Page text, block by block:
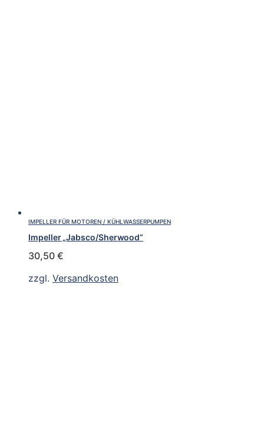
IMPELLER FÜR MOTOREN / KÜHLWASSERPUMPEN
Impeller „Jabsco/Sherwood“
30,50 €
zzgl. Versandkosten